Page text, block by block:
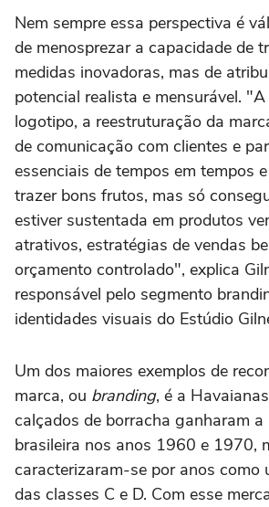
Nem sempre essa perspectiva é
de menosprezar a capacidade de
medidas inovadoras, mas de
potencial realista e mensurável.
logotipo, a reestruturação da
de comunicação com clientes e
essenciais de tempos em tempos
trazer bons frutos, mas só
estiver sustentada em produtos
atrativos, estratégias de vendas
orçamento controlado", explica
responsável pelo segmento
identidades visuais do Estúdio
Um dos maiores exemplos de
marca, ou branding, é a
calçados de borracha ganharam a
brasileira nos anos 1960 e 1970,
caracterizaram-se por anos como
das classes C e D. Com esse